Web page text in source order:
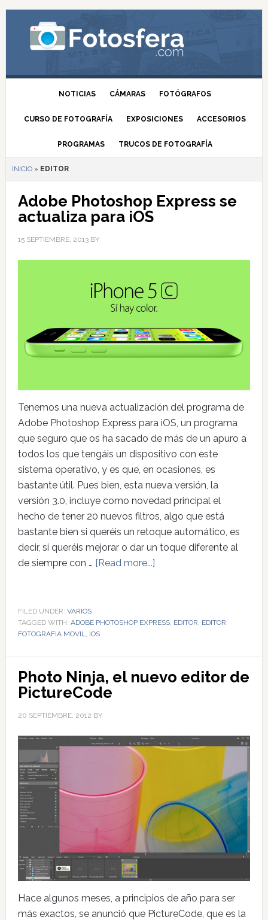
NOTICIAS CÁMARAS FOTÓGRAFOS
CURSO DE FOTOGRAFÍA EXPOSICIONES ACCESORIOS
PROGRAMAS TRUCOS DE FOTOGRAFÍA
INICIO» EDITOR
Adobe Photoshop Express se
actualiza para iOS
15 SEPTIEMBRE, 2013BY
Tenemos una nueva actualización del programa de
Adobe Photoshop Express para iOS, un programa
que seguro que os ha sacado de más de un apuro a
todos los que tengáis un dispositivo con este
sistema operativo, y es que, en ocasiones, es
bastante útil. Pues bien, esta nueva versión, la
versión 3.0, incluye como novedad principal el
hecho de tener 20 nuevos filtros, algo que está
bastante bien si queréis un retoque automático, es
decir, si queréis mejorar o dar un toque diferente al
de siempre con … [Read more...]
FILED UNDER: VARIOS
TAGGED WITH: ADOBE PHOTOSHOP EXPRESS, EDITOR, EDITOR
FOTOGRAFIA MOVIL, IOS
Photo Ninja, el nuevo editor de
PictureCode
20 SEPTIEMBRE, 2012 BY
Hace algunos meses, a principios de año para ser
más exactos, se anunció que PictureCode, que es la